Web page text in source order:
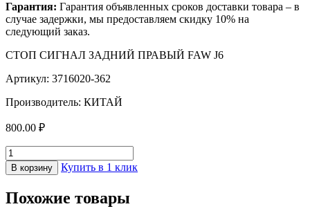
Гарантия: Гарантия объявленных сроков доставки товара – в
случае задержки, мы предоставляем скидку 10% на
следующий заказ.
СТОП СИГНАЛ ЗАДНИЙ ПРАВЫЙ FAW J6
Артикул: 3716020-362
Производитель: КИТАЙ
800.00 ₽
В корзину Купить в 1 клик
Похожие товары